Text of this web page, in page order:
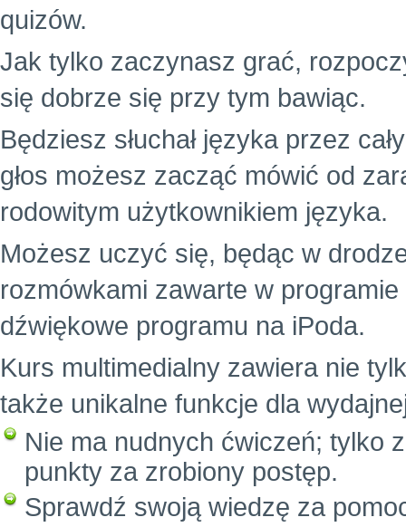
quizów.
Jak tylko zaczynasz grać,
się dobrze się przy tym bawiąc.
Będziesz słuchał języka przez
głos możesz zacząć mówić od
rodowitym użytkownikiem języka.
Możesz uczyć się, będąc w
rozmówkami zawarte w
dźwiękowe programu na iPoda.
Kurs multimedialny zawiera nie
także unikalne funkcje dla
Nie ma nudnych ćwiczeń; tylko
punkty za zrobiony postęp.
Sprawdź swoją wiedzę za